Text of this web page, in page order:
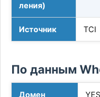
ления)
Источник TCI
По данным
Домен